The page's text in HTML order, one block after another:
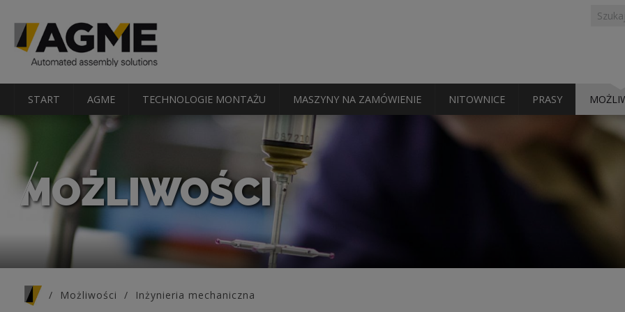
Szukaj
START AGME TECHNOLOGIE MONTAŻU MASZYNY NA ZAMÓWIENIE NITOWNICE PRASY
MOŻLIWOŚCI
Możliwości Inżynieria mechaniczna